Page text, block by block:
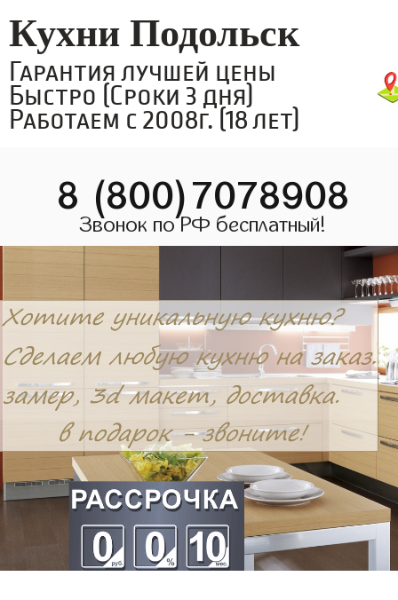
Кухни Подольск
Гарантия лучшей цены
Быстро (Сроки 3 дня)
Работаем с 2008г. (18 лет)
8 (800)7078908
Звонок по РФ бесплатный!